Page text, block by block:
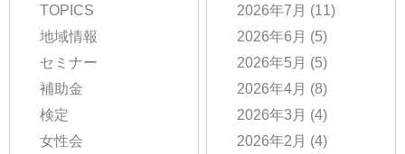
TOPICS
地域情報
セミナー
補助金
検定
女性会
2026年7月 (11)
2026年6月 (5)
2026年5月 (5)
2026年4月 (8)
2026年3月 (4)
2026年2月 (4)